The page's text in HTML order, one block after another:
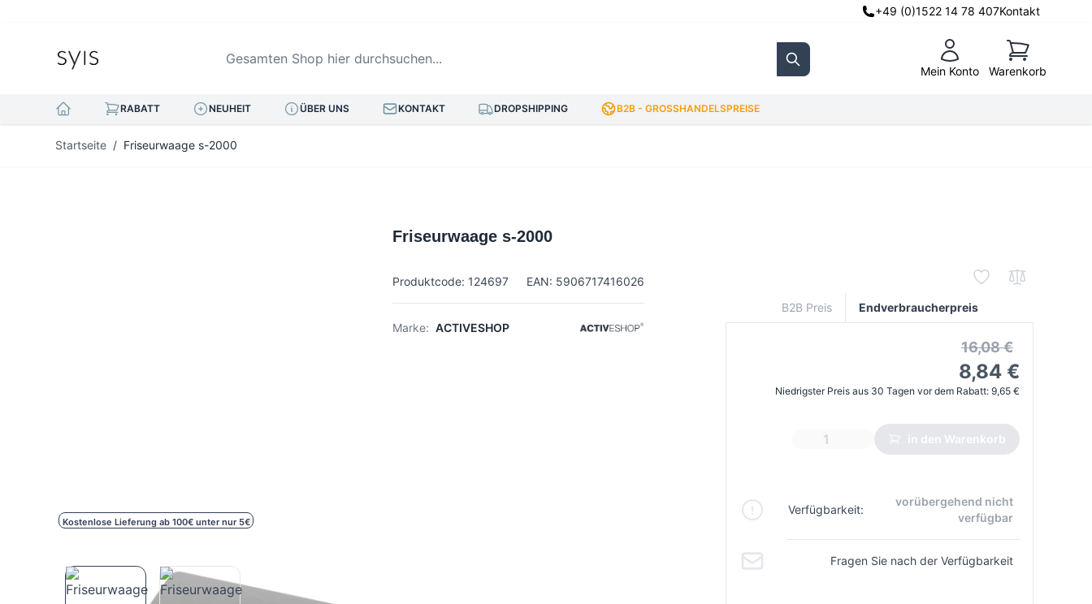
+49 (0)1522 14 78 407Kontakt
Gesamten Shop hier durchsuchen...
Search Mein Konto
Warenkorb
Warenkorb
RABATT NEUHEIT ÜBER UNS KONTAKT DROPSHIPPING B2B - GROSSHANDELSPREISE
Startseite / Friseurwaage s-2000
Kostenlose Lieferung ab 100€ unter nur 5€
Friseurwaage s-2000
Produktcode: 124697 EAN: 5906717416026
Marke: ACTIVESHOP
B2B Preis Endverbraucherpreis
16,08 €
8,84 €
Niedrigster Preis aus 30 Tagen vor dem Rabatt: 9,65 €
in den Warenkorb
Verfügbarkeit:
vorübergehend nicht
verfügbar
Fragen Sie nach der Verfügbarkeit